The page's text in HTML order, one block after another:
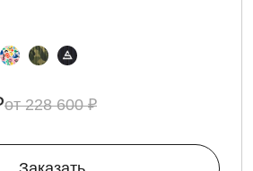
228 600 ₽